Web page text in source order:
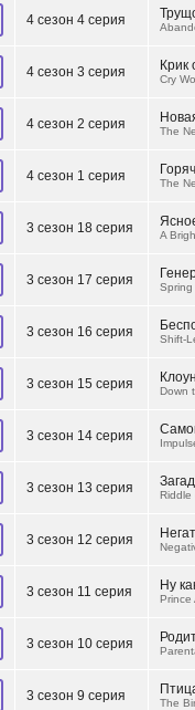
4 сезон 4 серия
4 сезон 3 серия Крик
Cry
4 сезон 2 серия The
4 сезон 1 серия The
3 сезон 18 серия A
3 сезон 17 серия Spring
3 сезон 16 серия Shift-
3 сезон 15 серия Down
3 сезон 14 серия
3 сезон 13 серия Riddle
3 сезон 12 серия
3 сезон 11 серия Ну
Prince
3 сезон 10 серия
3 сезон 9 серия The